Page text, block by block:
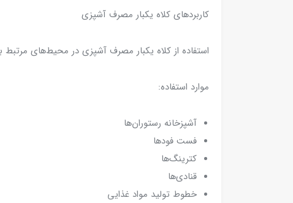
کاربردهای کلاه یکبار مصرف آشپزی
استفاده از کلاه یکبار مصرف آشپزی در محیط‌های
موارد استفاده:
آشپزخانه رستوران‌ها
فست فودها
کترینگ‌ها
قنادی‌ها
خطوط تولید مواد غذایی